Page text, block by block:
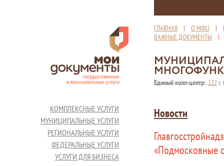
ГЛАВНАЯ | О МФЦ |
ВАЖНЫЕ ДОКУМЕНТЫ
Единый колл-центр: 122с
КОМПЛЕКСНЫЕ УСЛУГИ
МУНИЦИПАЛЬНЫЕ УСЛУГИ
РЕГИОНАЛЬНЫЕ УСЛУГИ
ФЕДЕРАЛЬНЫЕ УСЛУГИ
УСЛУГИ ДЛЯ БИЗНЕСА
Новости
«Подмосковные